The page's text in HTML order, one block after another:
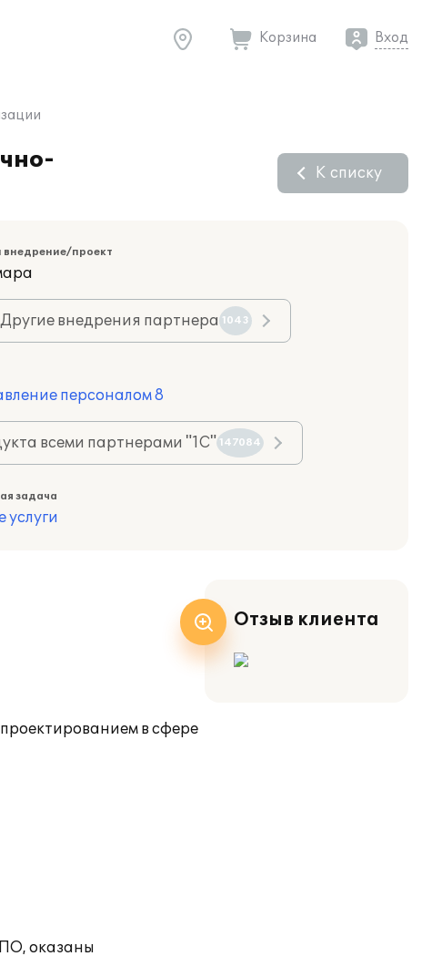
Корзина Вход
К списку
внедрение/проект
Другие внедрения партнера 1043
персоналом 8
всеми партнерами "1С" 147084
задача
в сфере
оказаны
Отзыв клиента